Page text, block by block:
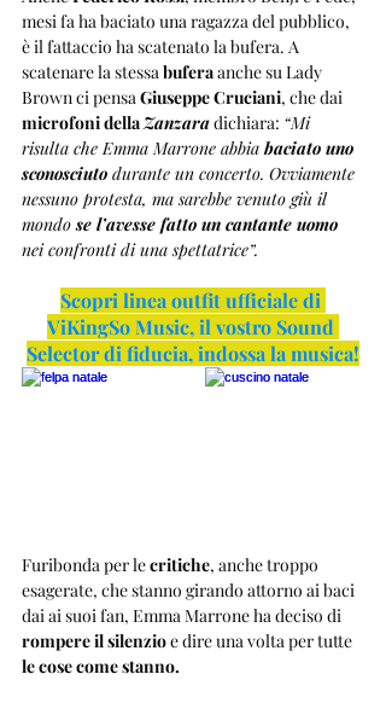
mesi fa ha baciato una ragazza del pubblico,
è il fattaccio ha scatenato la bufera. A
scatenare la stessa bufera anche su Lady
Brown ci pensa Giuseppe Cruciani, che dai
microfoni della Zanzara dichiara: “Mi
risulta che Emma Marrone abbia baciato uno
sconosciuto durante un concerto. Ovviamente
nessuno protesta, ma sarebbe venuto giù il
mondo se l’avesse fatto un cantante uomo
nei confronti di una spettatrice”.
Scopri linea outfit ufficiale di
ViKingSo Music, il vostro Sound
Selector di fiducia, indossa la musica!
Furibonda per le critiche, anche troppo
esagerate, che stanno girando attorno ai baci
dai ai suoi fan, Emma Marrone ha deciso di
rompere il silenzio e dire una volta per tutte
le cose come stanno.